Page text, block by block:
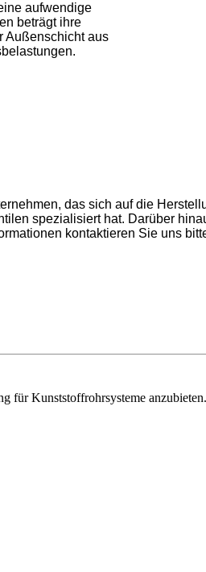
aufwendige
beträgt ihre
Außenschicht aus
das sich auf die
spezialisiert hat. Darüber
kontaktieren Sie uns
Kunststoffrohrsysteme